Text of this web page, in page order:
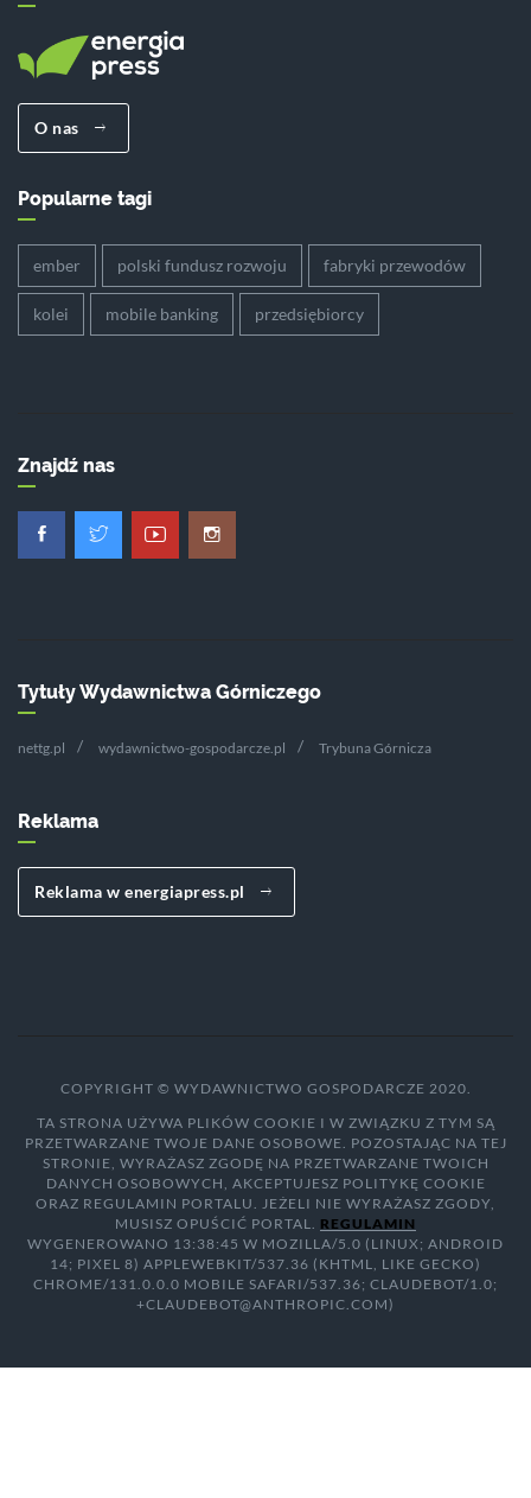
O nas
Popularne tagi
ember polski fundusz rozwoju fabryki przewodów
kolei mobile banking przedsiębiorcy
Znajdź nas
Tytuły Wydawnictwa Górniczego
nettg.pl wydawnictwo-gospodarcze.pl Trybuna Górnicza
Reklama
Reklama w energiapress.pl
COPYRIGHT © WYDAWNICTWO GOSPODARCZE 2020.
TA STRONA UŻYWA PLIKÓW COOKIE I W ZWIĄZKU Z TYM SĄ
PRZETWARZANE TWOJE DANE OSOBOWE. POZOSTAJĄC NA TEJ
STRONIE, WYRAŻASZ ZGODĘ NA PRZETWARZANE TWOICH
DANYCH OSOBOWYCH, AKCEPTUJESZ POLITYKĘ COOKIE
ORAZ REGULAMIN PORTALU. JEŻELI NIE WYRAŻASZ ZGODY,
MUSISZ OPUŚCIĆ PORTAL. REGULAMIN
WYGENEROWANO 13:38:45 W MOZILLA/5.0 (LINUX; ANDROID
14; PIXEL 8) APPLEWEBKIT/537.36 (KHTML, LIKE GECKO)
CHROME/131.0.0.0 MOBILE SAFARI/537.36; CLAUDEBOT/1.0;
+CLAUDEBOT@ANTHROPIC.COM)